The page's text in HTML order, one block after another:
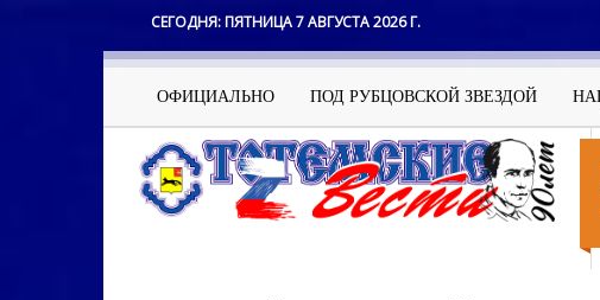
СЕГОДНЯ:ПЯТНИЦА 7 АВГУСТА 2026 Г.
Основная
навигация
ОФИЦИАЛЬНО ПОД РУБЦОВСКОЙ ЗВЕЗДОЙ